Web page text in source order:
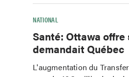
NATIONAL
Santé: Ottawa offre
demandait Québec
L'augmentation du